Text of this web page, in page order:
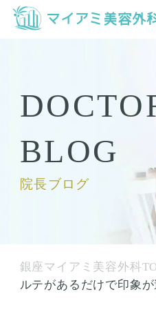
BLOG
院長ブログ
銀座マイアミ美容外科
ルテがあるだけで印象